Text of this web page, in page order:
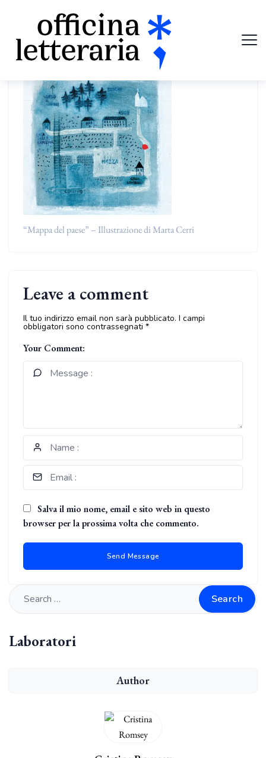
“Mappa del paese” – Illustrazione di Marta Cerri
Leave a comment
Il tuo indirizzo email non sarà pubblicato. I campi
obbligatori sono contrassegnati *
Your Comment:
Salva il mio nome, email e sito web in questo
browser per la prossima volta che commento.
Search
Laboratori
Author